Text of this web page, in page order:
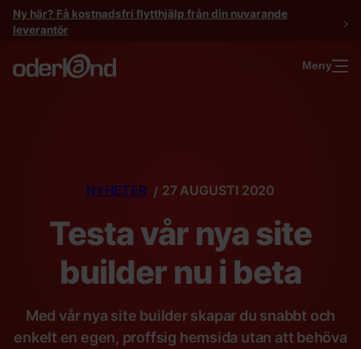
GåNy här? Få kostnadsfri flytthjälp från din nuvarande
leverantör
Meny
NYHETER 27 AUGUSTI 2020
Testa vår nya site
builder nu i beta
Med vår nya site builder skapar du snabbt och
enkelt en egen, proffsig hemsida utan att behöva